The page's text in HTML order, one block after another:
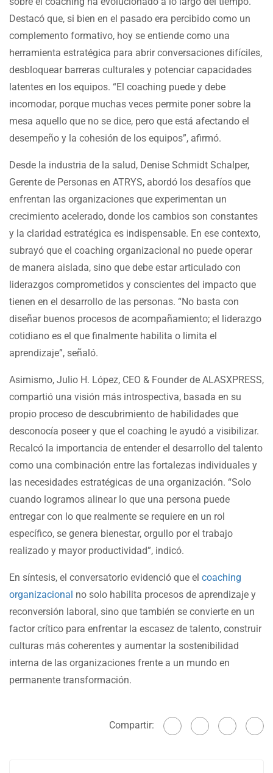
Destacó que, si bien en el pasado era percibido como un
complemento formativo, hoy se entiende como una
herramienta estratégica para abrir conversaciones difíciles,
desbloquear barreras culturales y potenciar capacidades
latentes en los equipos. “El coaching puede y debe
incomodar, porque muchas veces permite poner sobre la
mesa aquello que no se dice, pero que está afectando el
desempeño y la cohesión de los equipos”, afirmó.
Desde la industria de la salud, Denise Schmidt Schalper,
Gerente de Personas en ATRYS, abordó los desafíos que
enfrentan las organizaciones que experimentan un
crecimiento acelerado, donde los cambios son constantes
y la claridad estratégica es indispensable. En ese contexto,
subrayó que el coaching organizacional no puede operar
de manera aislada, sino que debe estar articulado con
liderazgos comprometidos y conscientes del impacto que
tienen en el desarrollo de las personas. “No basta con
diseñar buenos procesos de acompañamiento; el liderazgo
cotidiano es el que finalmente habilita o limita el
aprendizaje”, señaló.
Asimismo, Julio H. López, CEO & Founder de ALASXPRESS,
compartió una visión más introspectiva, basada en su
propio proceso de descubrimiento de habilidades que
desconocía poseer y que el coaching le ayudó a visibilizar.
Recalcó la importancia de entender el desarrollo del talento
como una combinación entre las fortalezas individuales y
las necesidades estratégicas de una organización. “Solo
cuando logramos alinear lo que una persona puede
entregar con lo que realmente se requiere en un rol
específico, se genera bienestar, orgullo por el trabajo
realizado y mayor productividad”, indicó.
En síntesis, el conversatorio evidenció que el coaching
organizacional no solo habilita procesos de aprendizaje y
reconversión laboral, sino que también se convierte en un
factor crítico para enfrentar la escasez de talento, construir
culturas más coherentes y aumentar la sostenibilidad
interna de las organizaciones frente a un mundo en
permanente transformación.
Compartir: